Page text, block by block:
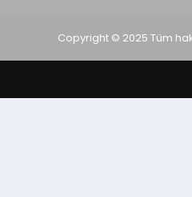
Copyright © 2025 Tüm